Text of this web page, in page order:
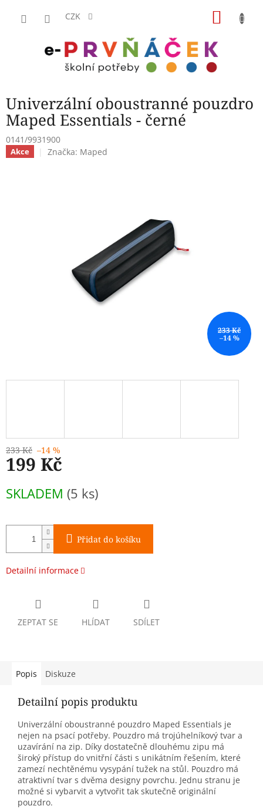
CZK
Univerzální oboustranné pouzdro
Maped Essentials - černé
0141/9931900
Akce Značka: Maped
233 Kč
–14 %
233 Kč –14 %
199 Kč
cena:
SKLADEM (5 ks)
Přidat do košíku
Detailní informace
ZEPTAT SE HLÍDAT SDÍLET
Popis Diskuze
Detailní popis produktu
Univerzální oboustranné pouzdro Maped Essentials je
nejen na psací potřeby. Pouzdro má trojúhelníkový tvar a
uzavírání na zip. Díky dostatečně dlouhému zipu má
široký přístup do vnitřní části s unikátním řešením, které
zamezí nechtěnému vysypání tužek na stůl. Pouzdro má
atraktivní tvar s dvěma designy povrchu. Jednu stranu je
možné si vybarvit a vytvořit tak skutečně originální
pouzdro.